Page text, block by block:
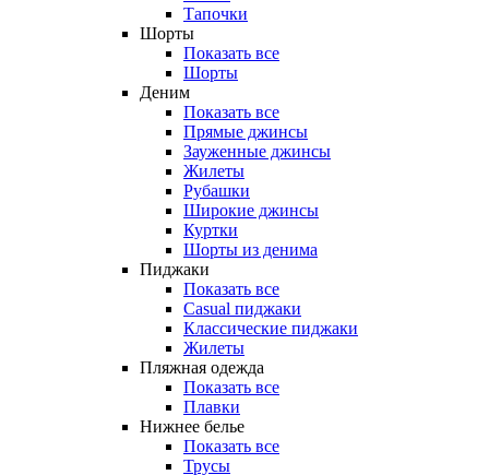
Тапочки
Шорты
Показать все
Шорты
Деним
Показать все
Прямые джинсы
Зауженные джинсы
Жилеты
Рубашки
Широкие джинсы
Куртки
Шорты из денима
Пиджаки
Показать все
Casual пиджаки
Классические пиджаки
Жилеты
Пляжная одежда
Показать все
Плавки
Нижнее белье
Показать все
Трусы